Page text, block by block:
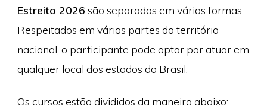
Estreito 2026 são separados em várias formas.
Respeitados em várias partes do território
nacional, o participante pode optar por atuar em
qualquer local dos estados do Brasil.
Os cursos estão divididos da maneira abaixo: